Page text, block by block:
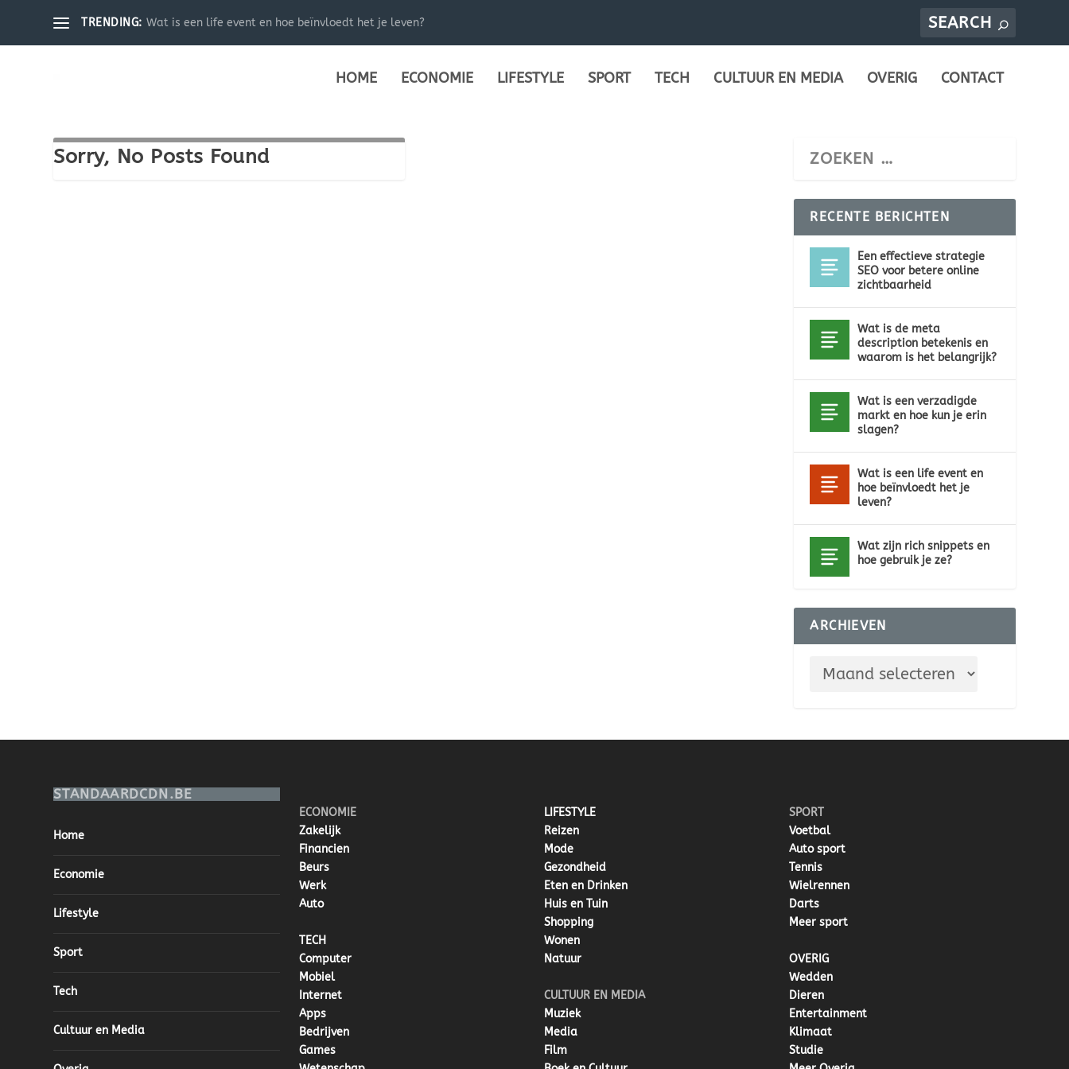
TRENDING: Wat is een life event en hoe beïnvloedt het je leven?
HOME ECONOMIE LIFESTYLE SPORT TECH CULTUUR EN MEDIA OVERIG CONTACT
Sorry, No Posts Found
RECENTE BERICHTEN
Een effectieve strategie
SEO voor betere online
zichtbaarheid
Wat is de meta
description betekenis en
waarom is het belangrijk?
Wat is een verzadigde
markt en hoe kun je erin
slagen?
Wat is een life event en
hoe beïnvloedt het je
leven?
Wat zijn rich snippets en
hoe gebruik je ze?
ARCHIEVEN
STANDAARDCDN.BE
Home
Economie
Lifestyle
Sport
Tech
Cultuur en Media
ECONOMIE
Zakelijk
Financien
Beurs
Werk
Auto
TECH
Computer
Mobiel
Internet
Apps
Bedrijven
Games
LIFESTYLE
Reizen
Mode
Gezondheid
Eten en Drinken
Huis en Tuin
Shopping
Wonen
Natuur
CULTUUR EN MEDIA
Muziek
Media
Film
SPORT
Voetbal
Auto sport
Tennis
Wielrennen
Darts
Meer sport
OVERIG
Wedden
Dieren
Entertainment
Klimaat
Studie